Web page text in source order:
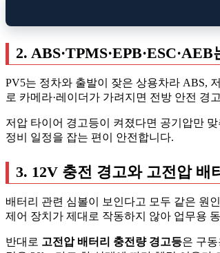
2.
PV5는 정차와 출발이 잦은 상용차라 ABS,
로 카메라·레이더가 가려지면 전방 안전 경
저압 타이어 경고등이 켜졌다면 공기압만
정비 일정을 잡는 편이 안전합니다.
3. 12V 충전 경고와 고전압 배
배터리 관련 심볼이 보인다고 모두 같은 원
제어 장치가 제대로 작동하지 않아 업무용
반대로 고전압 배터리 충전량 경고등은 구